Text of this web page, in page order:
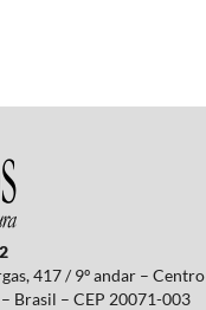
417 / 9º andar – Centro
Brasil – CEP 20071-003